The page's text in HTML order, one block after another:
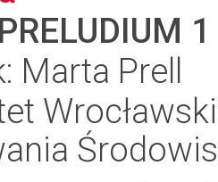
PRELUDIUM 1
Marta Prell